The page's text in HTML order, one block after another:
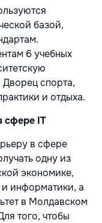
базой,
6 учебных
спорта,
и отдыха.
сфере IT
в сфере
одну из
экономике,
и информатики, а
в Молдавском
того, чтобы